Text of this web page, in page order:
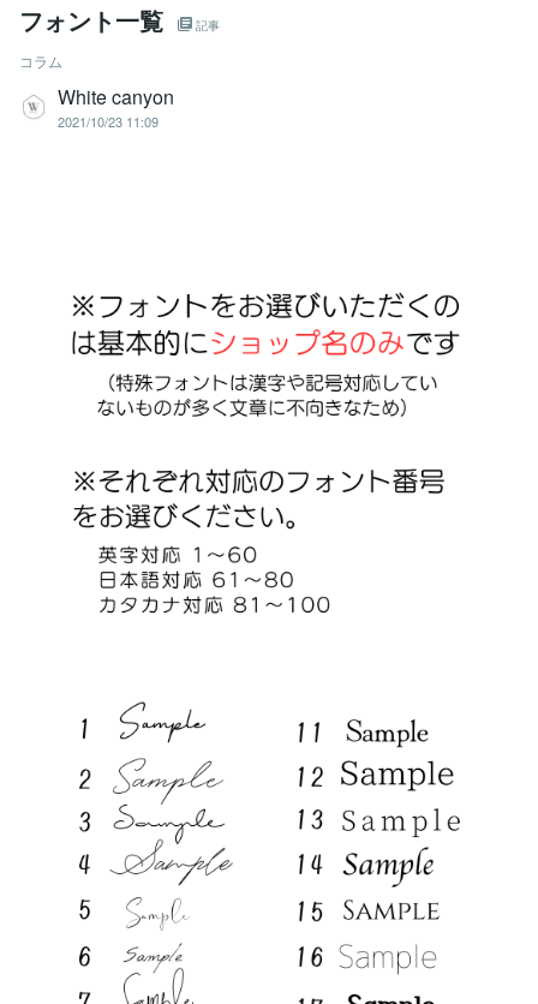
フォント一覧 記事
コラム
White canyon
2021/10/23 11:09